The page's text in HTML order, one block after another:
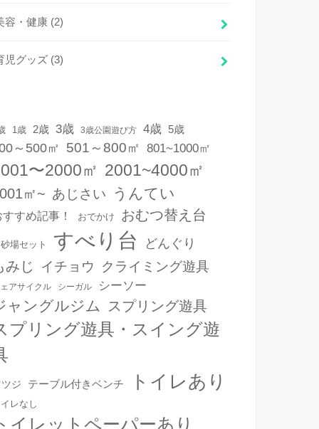
容・健康 (2)
児グッズ (3)
1歳 2歳 3歳 3歳公園遊び方 4歳 5歳
～500㎡ 501～800㎡ 801~1000㎡
〜2000㎡ 2001~4000㎡
㎡~ あじさい うんてい
すすめ記事！ おでかけ おむつ替え台
場セット すべり台 どんぐり
みじ イチョウ クライミング遊具
アサイクル シーガル シーソー
ャングルジム スプリング遊具
プリング遊具・スイング遊
ジ テーブル付きベンチ トイレあり
イレなし
イレットペーパーあり